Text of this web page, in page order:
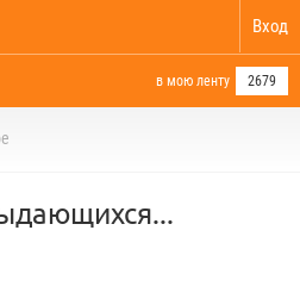
Вход
в мою ленту 2679